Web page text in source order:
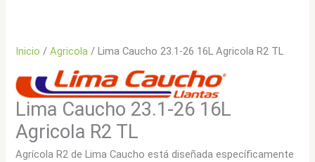
Inicio /Agricola / Lima Caucho 23.1-26 16L Agricola R2 TL
Lima Caucho 23.1-26 16L
Agricola R2 TL
Agrícola R2 de Lima Caucho está diseñada específicamente